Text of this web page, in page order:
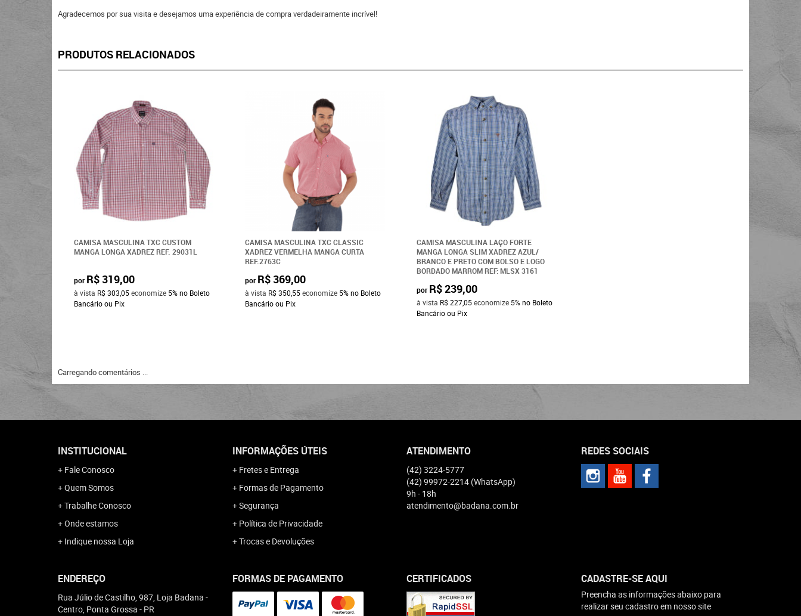
Agradecemos por sua visita e desejamos uma experiência de compra verdadeiramente incrível!
PRODUTOS RELACIONADOS
CAMISA MASCULINA TXC CUSTOM
MANGA LONGA XADREZ REF. 29031L
por R$ 319,00
à vista R$ 303,05economize 5% no Boleto
Bancário ou Pix
CAMISA MASCULINA TXC CLASSIC
XADREZ VERMELHA MANGA CURTA
REF.2763C
por R$ 369,00
à vista R$ 350,55economize 5%no Boleto
Bancário ou Pix
CAMISA MASCULINA LAÇO FORTE
MANGA LONGA SLIM XADREZ AZUL/
BRANCO E PRETO COM BOLSO E LOGO
BORDADO MARROM REF: MLSX 3161
por R$ 239,00
à vista R$ 227,05economize 5% no Boleto
Bancário ou Pix
Carregando comentários ...
INSTITUCIONAL
Fale Conosco
Quem Somos
Trabalhe Conosco
Onde estamos
Indique nossa Loja
INFORMAÇÕES ÚTEIS
Fretes e Entrega
Formas de Pagamento
Segurança
Política de Privacidade
Trocas e Devoluções
ATENDIMENTO
(42) 3224-5777
(42) 99972-2214 (WhatsApp)
9h - 18h
atendimento@badana.com.br
REDES SOCIAIS
ENDEREÇO
Rua Júlio de Castilho, 987, Loja Badana -
Centro, Ponta Grossa - PR
FORMAS DE PAGAMENTO CERTIFICADOS CADASTRE-SE AQUI
Preencha as informações abaixo para
realizar seu cadastro em nosso site